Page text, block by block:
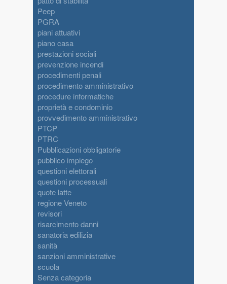
Peep
PGRA
piani attuativi
piano casa
prestazioni sociali
prevenzione incendi
procedimenti penali
procedimento amministrativo
procedure informatiche
proprietà e condominio
provvedimento amministrativo
PTCP
PTRC
Pubblicazioni obbligatorie
pubblico impiego
questioni elettorali
questioni processuali
quote latte
regione Veneto
revisori
risarcimento danni
sanatoria edilizia
sanità
sanzioni amministrative
scuola
Senza categoria